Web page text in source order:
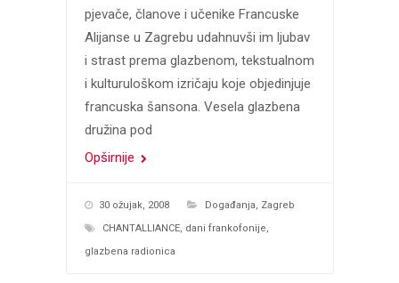
pjevače, članove i učenike Francuske
Alijanse u Zagrebu udahnuvši im ljubav
i strast prema glazbenom, tekstualnom
i kulturuloškom izričaju koje objedinjuje
francuska šansona. Vesela glazbena
družina pod
Opširnije
30 ožujak, 2008 Događanja, Zagreb
CHANTALLIANCE, dani frankofonije,
glazbena radionica